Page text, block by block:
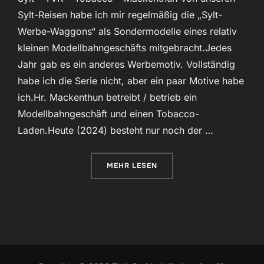
Sylt-Reisen habe ich mir regelmäßig die „Sylt-
Werbe-Waggons“ als Sondermodelle eines relativ
kleinen Modellbahngeschäfts mitgebracht.Jedes
Jahr gab es ein anderes Werbemotiv. Vollständig
habe ich die Serie nicht, aber ein paar Motive habe
ich.Hr. Mackenthun betreibt / betrieb ein
Modellbahngeschäft und einen Tobacco-
Laden.Heute (2024) besteht nur noch der …
MEHR ÜBER „SYLT_TVK“
LESEN